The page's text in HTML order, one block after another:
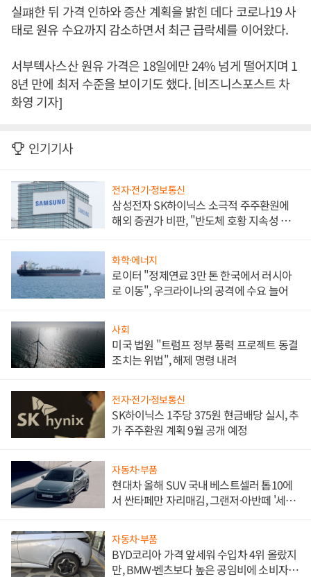
실퍠한 뒤 가격 인하와 증산 계획을 밝힌 데다 코로나19 사
태로 원유 수요까지 감소하면서 최근 급락세를 이어왔다.
서부텍사스산 원유 가격은 18일에만 24% 넘게 떨어지며 1
8년 만에 최저 수준을 보이기도 했다. [비즈니스포스트 차
화영 기자]
인기기사
전자·전기·정보통신
삼성전자 SK하이닉스 소극적 주주환원에
해외 증권가 비판, "반도체 호황 지속성 의
화학·에너지
로이터 "정제연료 3만 톤 한국에서 러시아
로 이동", 우크라이나의 공격에 수요 늘어
사회
미국 법원 "트럼프 정부 풍력 프로젝트 동결
조치는 위법", 해제 명령 내려
전자·전기·정보통신
SK하이닉스 1주당 375원 현금배당 실시, 추
가 주주환원 계획 9월 공개 예정
자동차·부품
현대차 올해 SUV 국내 베스트셀러 톱10에
서 싼타페만 자리매김, 그랜저·아반떼 '세단
자동차·부품
BYD코리아 가격 앞세워 수입차 4위 올랐지
만, BMW·벤츠보다 높은 공임비에 소비자